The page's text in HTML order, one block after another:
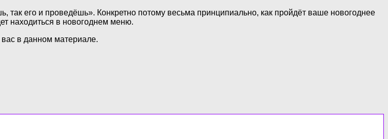
его и проведёшь». Конкретно потому весьма принципиально, как пройдёт ваше новогоднее
находиться в новогоднем меню.
в данном материале.